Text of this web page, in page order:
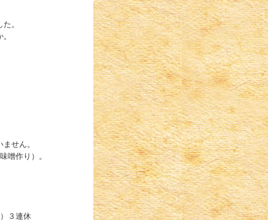
。
せん。
作り）。
３連休